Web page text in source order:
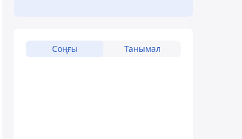
Соңғы Танымал